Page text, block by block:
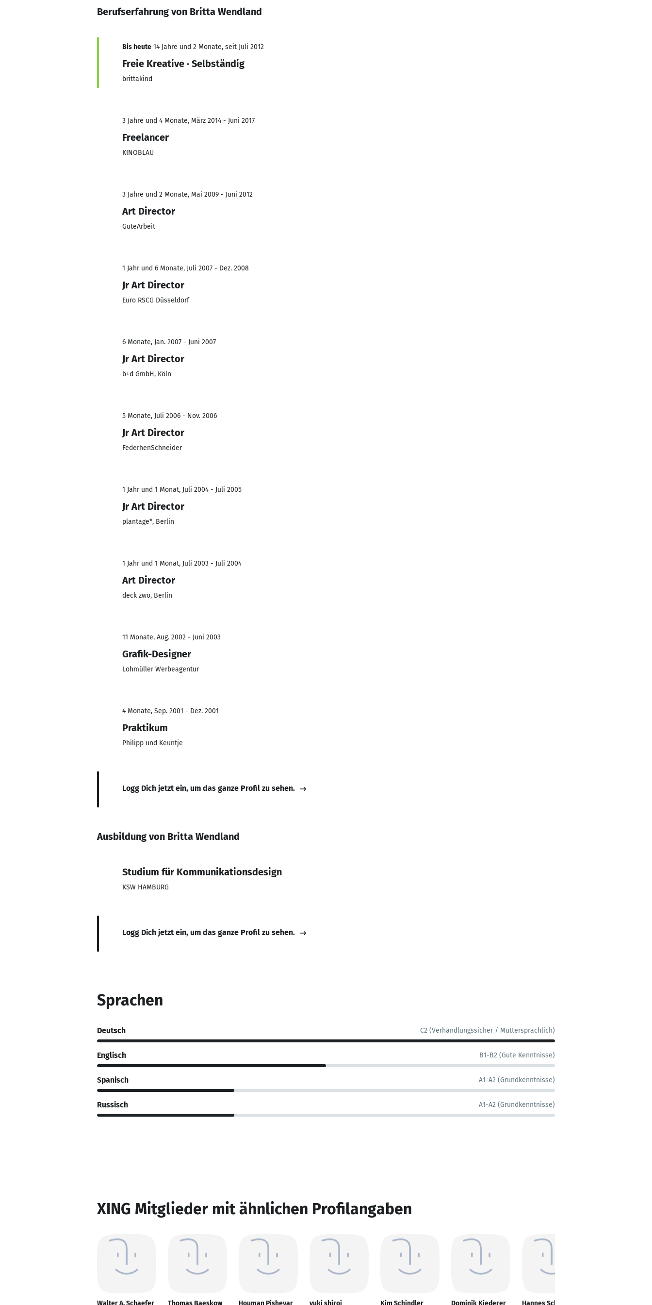
Berufserfahrung von Britta Wendland
Bis heute 14 Jahre und 2 Monate, seit Juli 2012
Freie Kreative · Selbständig
brittakind
3 Jahre und 4 Monate, März 2014 - Juni 2017
Freelancer
KINOBLAU
3 Jahre und 2 Monate, Mai 2009 - Juni 2012
Art Director
GuteArbeit
1 Jahr und 6 Monate, Juli 2007 - Dez. 2008
Jr Art Director
Euro RSCG Düsseldorf
6 Monate, Jan. 2007 - Juni 2007
Jr Art Director
b+d GmbH, Köln
5 Monate, Juli 2006 - Nov. 2006
Jr Art Director
FederhenSchneider
1 Jahr und 1 Monat, Juli 2004 - Juli 2005
Jr Art Director
plantage*, Berlin
1 Jahr und 1 Monat, Juli 2003 - Juli 2004
Art Director
deck zwo, Berlin
11 Monate, Aug. 2002 - Juni 2003
Grafik-Designer
Lohmüller Werbeagentur
4 Monate, Sep. 2001 - Dez. 2001
Praktikum
Philipp und Keuntje
Logg Dich jetzt ein, um das ganze Profil zu sehen.
Ausbildung von Britta Wendland
Studium für Kommunikationsdesign
KSW HAMBURG
Logg Dich jetzt ein, um das ganze Profil zu sehen.
Sprachen
Deutsch C2 (Verhandlungssicher / Muttersprachlich)
Englisch B1-B2 (Gute Kenntnisse)
Spanisch A1-A2 (Grundkenntnisse)
Russisch A1-A2 (Grundkenntnisse)
XING Mitglieder mit ähnlichen Profilangaben
Walter A. Schaefer Thomas Baeskow Houman Pishevar yuki shiroi Kim Schindler Dominik Kiederer Hannes Schlegel